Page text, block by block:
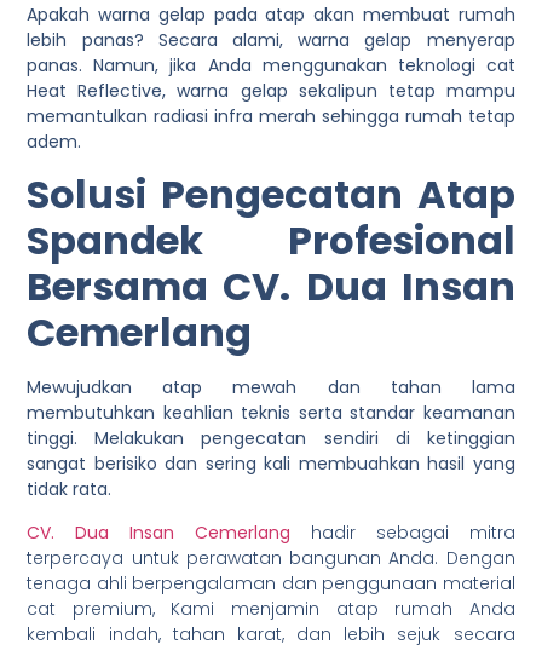
Apakah warna gelap pada atap akan membuat rumah
lebih panas? Secara alami, warna gelap menyerap
panas. Namun, jika Anda menggunakan teknologi cat
Heat Reflective, warna gelap sekalipun tetap mampu
memantulkan radiasi infra merah sehingga rumah tetap
adem.
Solusi Pengecatan Atap
Spandek Profesional
Bersama CV. Dua Insan
Cemerlang
Mewujudkan atap mewah dan tahan lama
membutuhkan keahlian teknis serta standar keamanan
tinggi. Melakukan pengecatan sendiri di ketinggian
sangat berisiko dan sering kali membuahkan hasil yang
tidak rata.
CV. Dua Insan Cemerlang hadir sebagai mitra
terpercaya untuk perawatan bangunan Anda. Dengan
tenaga ahli berpengalaman dan penggunaan material
cat premium, Kami menjamin atap rumah Anda
kembali indah, tahan karat, dan lebih sejuk secara